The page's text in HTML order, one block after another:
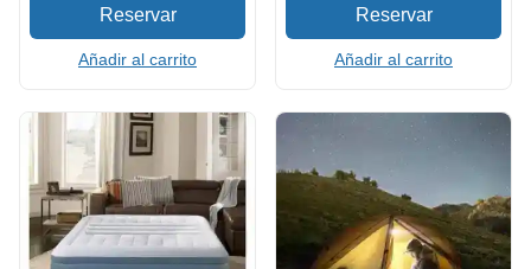
Añadir al carrito Añadir al carrito